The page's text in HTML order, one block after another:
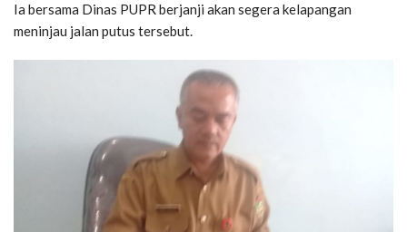
Ia bersama Dinas PUPR berjanji akan segera kelapangan
meninjau jalan putus tersebut.